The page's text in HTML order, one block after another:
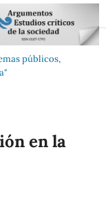
públicos,
en la